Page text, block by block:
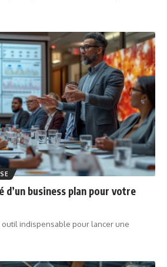
d’un business plan pour votre
indispensable pour lancer une